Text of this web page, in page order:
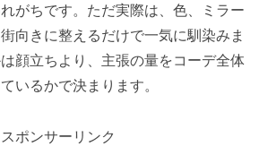
がちです。ただ実際は、色、ミラー
向きに整えるだけで一気に馴染みま
顔立ちより、主張の量をコーデ全体
いるかで決まります。
スポンサーリンク